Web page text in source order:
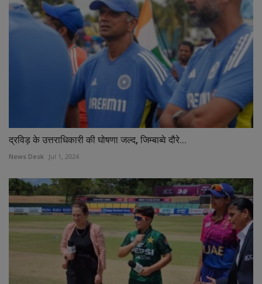
द्रविड़ के उत्तराधिकारी की घोषणा जल्द, जिम्बाब्वे दौरे...
News Desk Jul 1, 2024